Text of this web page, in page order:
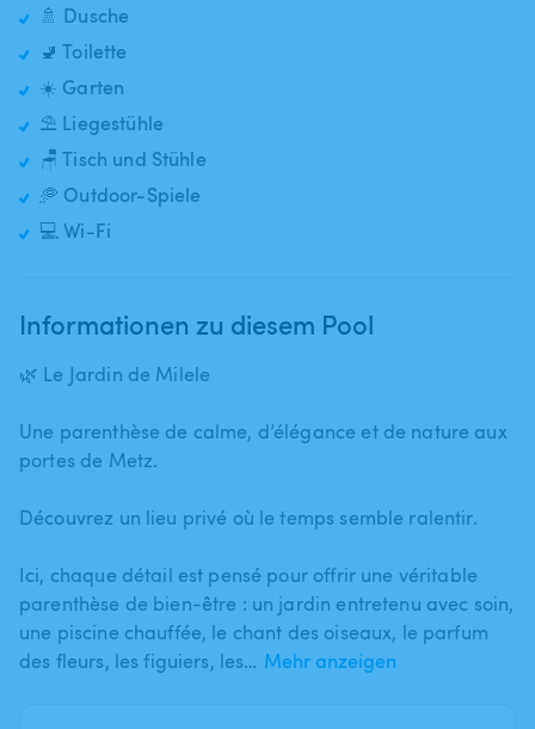
🚿 Dusche
🚽 Toilette
☀️ Garten
⛱️ Liegestühle
🪑 Tisch und Stühle
🥏 Outdoor-Spiele
💻 Wi-Fi
Informationen zu diesem Pool
🌿 Le Jardin de Milele
Une parenthèse de calme​,​ d’élégance et de nature aux
portes de Metz.
Découvrez un lieu privé où le temps semble ralentir.
Ici​,​ chaque détail est pensé pour offrir une véritable
parenthèse de bien-être : un jardin entretenu avec soin​,​
une piscine chauffée​,​ le chant des oiseaux​,​ le parfum
des fleurs​,​ les figuiers​,​ les… Mehr anzeigen